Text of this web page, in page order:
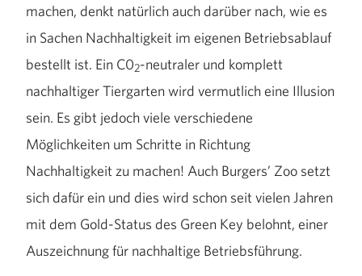
machen, denkt natürlich auch darüber nach, wie es
in Sachen Nachhaltigkeit im eigenen Betriebsablauf
bestellt ist. Ein C02-neutraler und komplett
nachhaltiger Tiergarten wird vermutlich eine Illusion
sein. Es gibt jedoch viele verschiedene
Möglichkeiten um Schritte in Richtung
Nachhaltigkeit zu machen! Auch Burgers’ Zoo setzt
sich dafür ein und dies wird schon seit vielen Jahren
mit dem Gold-Status des Green Key belohnt, einer
Auszeichnung für nachhaltige Betriebsführung.